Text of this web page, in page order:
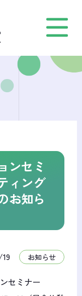
ンセミ
ィング
お知ら
お知らせ
セミナー